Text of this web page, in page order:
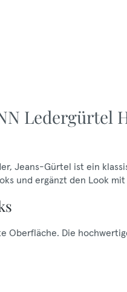
Ledergürtel
Jeans-Gürtel ist ein
und ergänzt den Look
Oberfläche. Die